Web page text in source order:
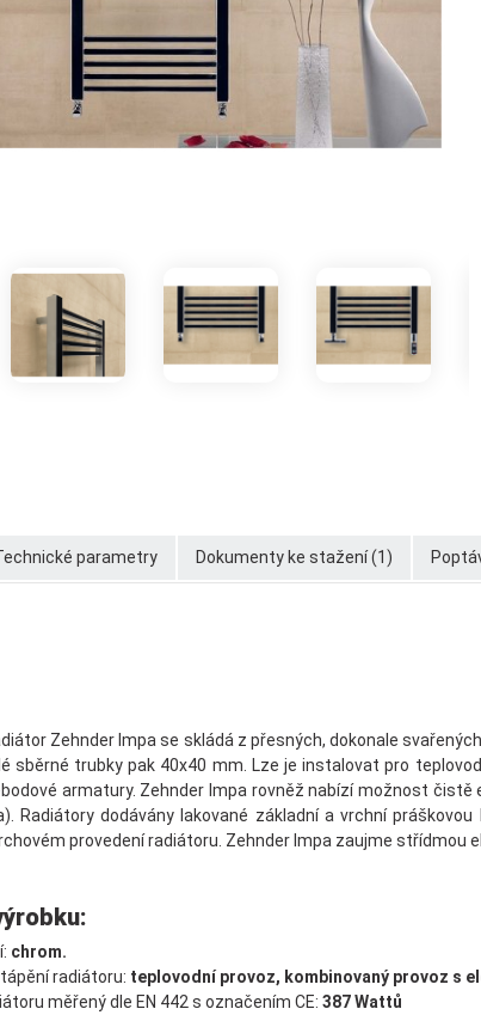
parametry Dokumenty ke stažení (1)
Zehnder Impa se skládá z přesných, dokonale
sběrné trubky pak 40x40 mm. Lze je instalovat pro
armatury. Zehnder Impa rovněž nabízí možnost
Radiátory dodávány lakované základní a vrchní
provedení radiátoru. Zehnder Impa zaujme střídmou
chrom.
radiátoru: teplovodní provoz, kombinovaný provoz s
měřený dle EN 442 s označením CE: 387 Wattů